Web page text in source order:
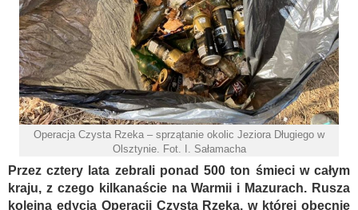
Operacja Czysta Rzeka – sprzątanie okolic Jeziora Długiego w
Olsztynie. Fot. I. Sałamacha
Przez cztery lata zebrali ponad 500 ton śmieci w całym
kraju, z czego kilkanaście na Warmii i Mazurach. Rusza
kolejna edycja Operacji Czysta Rzeka, w której obecnie